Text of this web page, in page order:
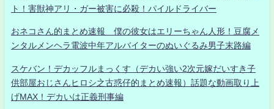
ト！害獣神アリ・ガー被害に必殺！パイルドライバー
おネコさん的まとめ速報 僕の彼女はエリーちゃん人形！豆腐メ
ンタルメンヘラ電波中年アルバイターのぬいぐるみ男子末路編
スケバン！デカッフルまっくす（デカい強い2次元嫁だいすき子
供部屋おじさんヒロシ之古惑仔的まとめ速報）話題な動画取り上
げMAX！デカいは正義刑事編